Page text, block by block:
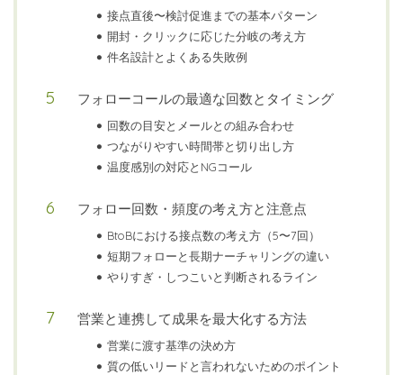
接点直後〜検討促進までの基本パターン
開封・クリックに応じた分岐の考え方
件名設計とよくある失敗例
フォローコールの最適な回数とタイミング
回数の目安とメールとの組み合わせ
つながりやすい時間帯と切り出し方
温度感別の対応とNGコール
フォロー回数・頻度の考え方と注意点
BtoBにおける接点数の考え方（5〜7回）
短期フォローと長期ナーチャリングの違い
やりすぎ・しつこいと判断されるライン
営業と連携して成果を最大化する方法
営業に渡す基準の決め方
質の低いリードと言われないためのポイント